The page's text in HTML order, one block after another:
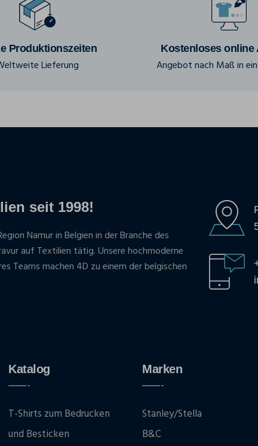
Produktionszeiten
Lieferung
Kostenloses online
Angebot nach Maß in
seit 1998!
Namur in Belgien in der Branche des
auf Textilien tätig. Unsere hochmoderne
Teams machen 4D zu einem der belgischen
Katalog
T-Shirts zum Bedrucken
und Besticken
Marken
Stanley/Stella
B&C